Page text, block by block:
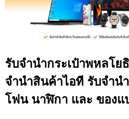
รับจำนำกระเป๋าพหลโย
จำนำสินค้าไอที รับจำน
โฟน นาฬิกา และ ของแ